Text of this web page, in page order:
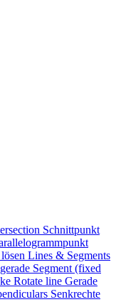
Schnittpunkt
Lines & Segments
Segment (fixed
Rotate line Gerade
Senkrechte